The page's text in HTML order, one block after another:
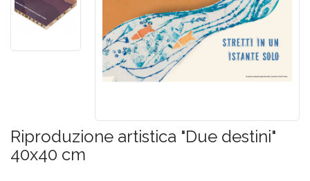
Riproduzione artistica "Due destini"
40x40 cm